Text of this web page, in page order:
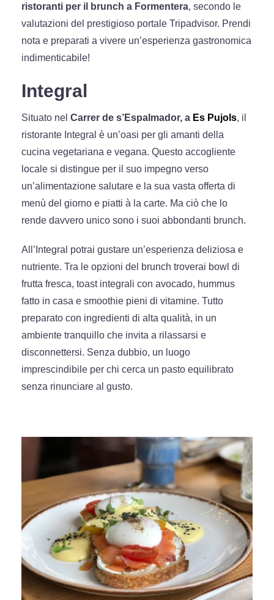
ristoranti per il brunch a Formentera, secondo le
valutazioni del prestigioso portale Tripadvisor. Prendi
nota e preparati a vivere un’esperienza gastronomica
indimenticabile!
Integral
Situato nel Carrer de s’Espalmador, a Es Pujols, il
ristorante Integral è un’oasi per gli amanti della
cucina vegetariana e vegana. Questo accogliente
locale si distingue per il suo impegno verso
un’alimentazione salutare e la sua vasta offerta di
menù del giorno e piatti à la carte. Ma ciò che lo
rende davvero unico sono i suoi abbondanti brunch.
All’Integral potrai gustare un’esperienza deliziosa e
nutriente. Tra le opzioni del brunch troverai bowl di
frutta fresca, toast integrali con avocado, hummus
fatto in casa e smoothie pieni di vitamine. Tutto
preparato con ingredienti di alta qualità, in un
ambiente tranquillo che invita a rilassarsi e
disconnettersi. Senza dubbio, un luogo
imprescindibile per chi cerca un pasto equilibrato
senza rinunciare al gusto.